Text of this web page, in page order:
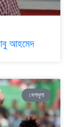
আহমেদ
খেলাধুলা